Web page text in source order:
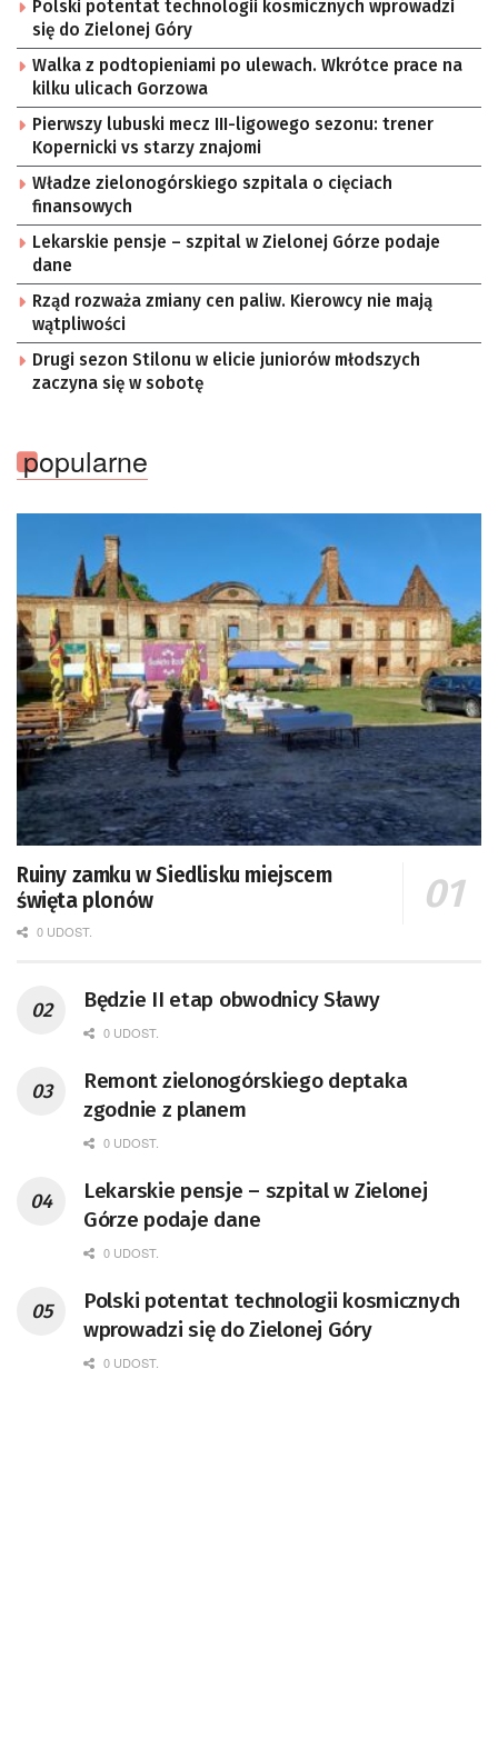
Polski potentat technologii kosmicznych wprowadzi
się do Zielonej Góry
Walka z podtopieniami po ulewach. Wkrótce prace na
kilku ulicach Gorzowa
Pierwszy lubuski mecz III-ligowego sezonu: trener
Kopernicki vs starzy znajomi
Władze zielonogórskiego szpitala o cięciach
finansowych
Lekarskie pensje – szpital w Zielonej Górze podaje
dane
Rząd rozważa zmiany cen paliw. Kierowcy nie mają
wątpliwości
Drugi sezon Stilonu w elicie juniorów młodszych
zaczyna się w sobotę
popularne
Ruiny zamku w Siedlisku miejscem
święta plonów
0 UDOST.
Będzie II etap obwodnicy Sławy
0 UDOST.
Remont zielonogórskiego deptaka
zgodnie z planem
0 UDOST.
Lekarskie pensje – szpital w Zielonej
Górze podaje dane
0 UDOST.
Polski potentat technologii kosmicznych
wprowadzi się do Zielonej Góry
0 UDOST.